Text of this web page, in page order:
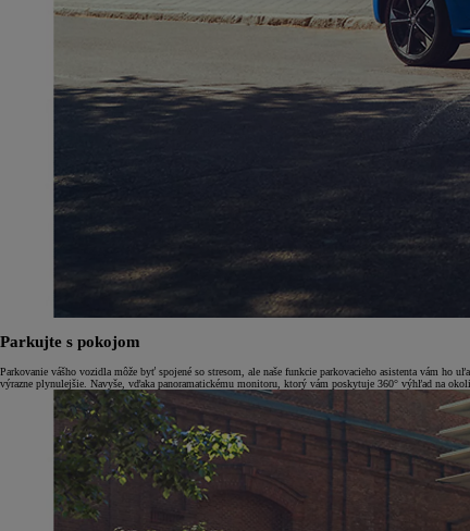
22 390 €s DPH
a bonusu za výkup800 €
AJ HYBRID
Parkujte s pokojom
Parkovanie vášho vozidla môže byť spojené so stresom, ale naše funkcie parkovacieho asistenta vám ho
výrazne plynulejšie. Navyše, vďaka panoramatickému monitoru, ktorý vám poskytuje 360° výhľad na